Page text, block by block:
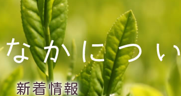
レシピ
菜園
える生産者
のご案内
のご案内
続に関すること
会
「幸多ろう号」
組合員になりませんか
関連リンク集
新着情報